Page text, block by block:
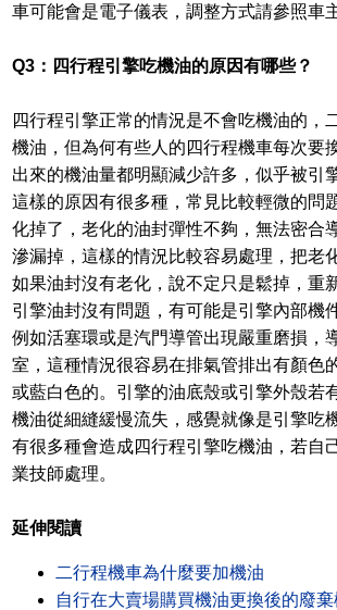
車可能會是電子儀表，調整方式請參照車
Q3：四行程引擎吃機油的原因有哪些？
四行程引擎正常的情況是不會吃機油的，
機油，但為何有些人的四行程機車每次要
出來的機油量都明顯減少許多，似乎被引
這樣的原因有很多種，常見比較輕微的問
化掉了，老化的油封彈性不夠，無法密合
滲漏掉，這樣的情況比較容易處理，把老
如果油封沒有老化，說不定只是鬆掉，重
引擎油封沒有問題，有可能是引擎內部機
例如活塞環或是汽門導管出現嚴重磨損，
室，這種情況很容易在排氣管排出有顏色
或藍白色的。引擎的油底殼或引擎外殼若
機油從細縫緩慢流失，感覺就像是引擎吃
有很多種會造成四行程引擎吃機油，若自
業技師處理。
延伸閱讀
二行程機車為什麼要加機油
自行在大賣場購買機油更換後的廢